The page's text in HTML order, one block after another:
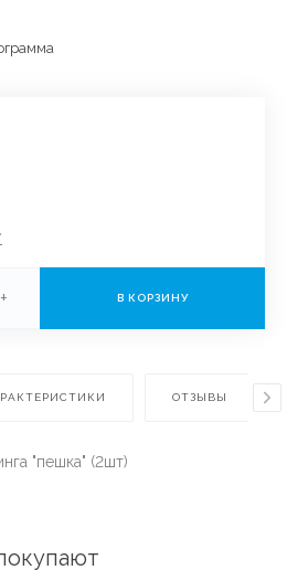
+ В КОРЗИНУ
ОТЗЫВЫ
"пешка" (2шт)